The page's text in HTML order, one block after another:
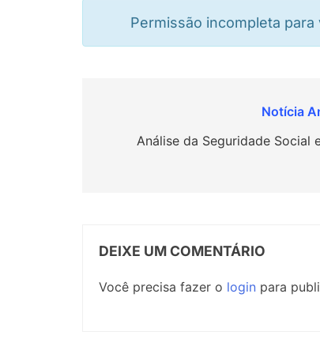
Permissão incompleta
Análise da Seguridade Social
DEIXE UM COMENTÁRIO
Você precisa fazer o login para